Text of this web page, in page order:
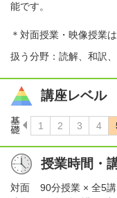
能です。
＊対面授業・映像授業
扱う分野：読解、和訳
講座レベル
授業時間・
対面
90分授業 × 全5講